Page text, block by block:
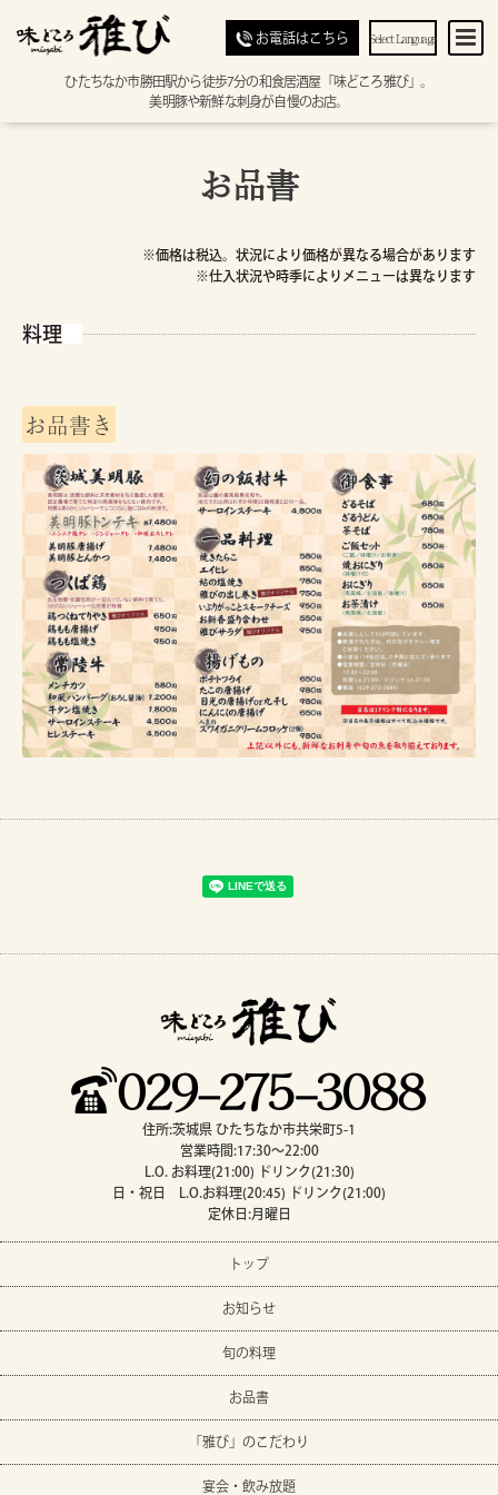
お電話はこちら Select Language
ひたちなか市勝田駅から徒歩7分の和食居酒屋「味どころ雅び」。
美明豚や新鮮な刺身が自慢のお店。
お品書
※価格は税込。状況により価格が異なる場合があります
※仕入状況や時季によりメニューは異なります
料理
お品書き
住所:茨城県 ひたちなか市共栄町5-1
営業時間:17:30～22:00
L.O. お料理(21:00) ドリンク(21:30)
日・祝日 L.O.お料理(20:45) ドリンク(21:00)
定休日:月曜日
トップ
お知らせ
旬の料理
お品書
「雅び」のこだわり
宴会・飲み放題